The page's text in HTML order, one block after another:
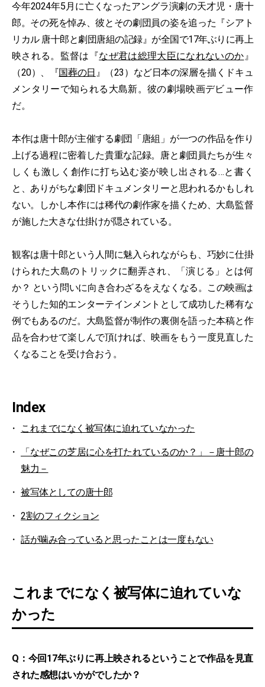
今年2024年5月に亡くなったアングラ演劇の天才児・唐十
郎。その死を悼み、彼とその劇団員の姿を追った『シアト
リカル 唐十郎と劇団唐組の記録』が全国で17年ぶりに再上
映される。監督は『なぜ君は総理大臣になれないのか』
（20）、『国葬の日 』（23）など日本の深層を描くドキュ
メンタリーで知られる大島新。彼の劇場映画デビュー作
だ。
本作は唐十郎が主催する劇団「唐組」が一つの作品を作り
上げる過程に密着した貴重な記録。唐と劇団員たちが生々
しくも激しく創作に打ち込む姿が映し出される…と書く
と、ありがちな劇団ドキュメンタリーと思われるかもしれ
ない。しかし本作には稀代の劇作家を描くため、大島監督
が施した大きな仕掛けが隠されている。
観客は唐十郎という人間に魅入られながらも、巧妙に仕掛
けられた大島のトリックに翻弄され、「演じる」とは何
か？ という問いに向き合わざるをえなくなる。この映画は
そうした知的エンターテインメントとして成功した稀有な
例でもあるのだ。大島監督が制作の裏側を語った本稿と作
品を合わせて楽しんで頂ければ、映画をもう一度見直した
くなることを受け合おう。
Index
これまでになく被写体に迫れていなかった
「なぜこの芝居に心を打たれているのか？」－唐十郎の
魅力－
被写体としての唐十郎
2割のフィクション
話が噛み合っていると思ったことは一度もない
これまでになく被写体に迫れていな
かった
Q：今回17年ぶりに再上映されるということで作品を見直
された感想はいかがでしたか？